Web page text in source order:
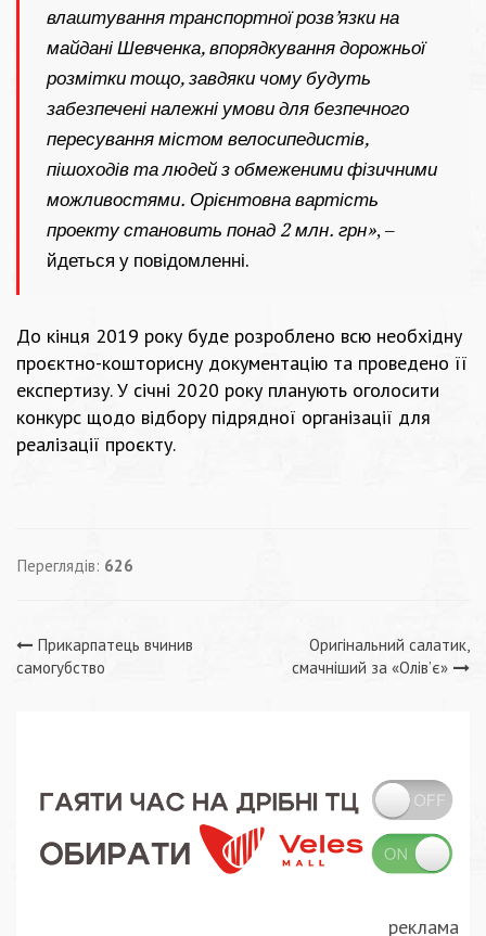
влаштування транспортної розв’язки на
майдані Шевченка, впорядкування дорожньої
розмітки тощо, завдяки чому будуть
забезпечені належні умови для безпечного
пересування містом велосипедистів,
пішоходів та людей з обмеженими фізичними
можливостями. Орієнтовна вартість
проекту становить понад 2 млн. грн», –
йдеться у повідомленні.
До кінця 2019 року буде розроблено всю необхідну
проєктно-кошторисну документацію та проведено її
експертизу. У січні 2020 року планують оголосити
конкурс щодо відбору підрядної організації для
реалізації проєкту.
Переглядів: 626
Навігація
Прикарпатець вчинив
самогубство
Оригінальний салатик,
смачніший за «Олів’є»